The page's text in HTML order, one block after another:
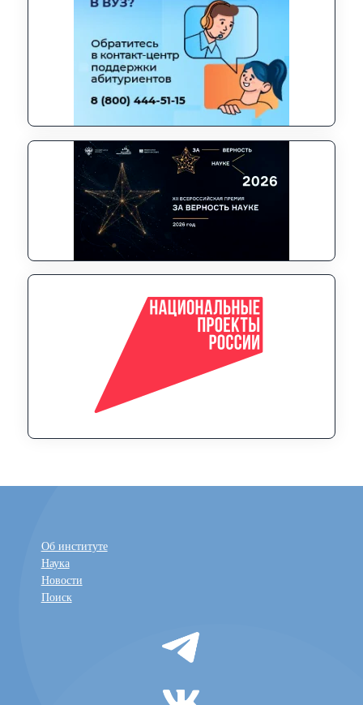
Об институте
Наука
Новости
Поиск